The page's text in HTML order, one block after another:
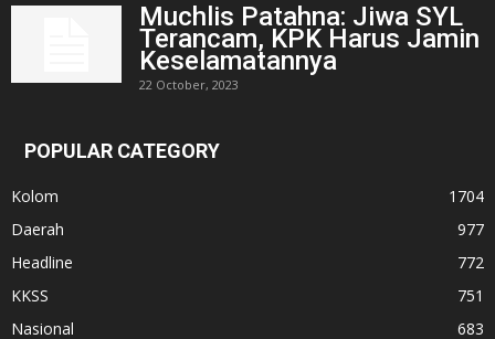
Muchlis Patahna: Jiwa SYL
Terancam, KPK Harus Jamin
Keselamatannya
22 October, 2023
POPULAR CATEGORY
Kolom
1704
Daerah
977
Headline
772
KKSS
751
Nasional
683